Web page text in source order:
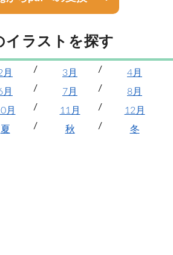
イラストを探す
月 3月
4月
月 7月
8月
月 11月
12月
夏 秋 冬